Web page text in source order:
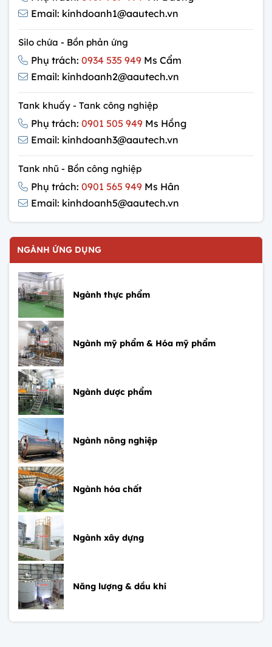
Email: kinhdoanh1@aautech.vn
Silo chứa - Bồn phản ứng
Phụ trách: 0934 535 949 Ms Cẩm
Email: kinhdoanh2@aautech.vn
Tank khuấy - Tank công nghiệp
Phụ trách: 0901 505 949 Ms Hồng
Email: kinhdoanh3@aautech.vn
Tank nhũ - Bồn công nghiệp
Phụ trách: 0901 565 949 Ms Hân
Email: kinhdoanh5@aautech.vn
NGÀNH ỨNG DỤNG
Ngành thực phẩm
Ngành mỹ phẩm & Hóa mỹ phẩm
Ngành dược phẩm
Ngành nông nghiệp
Ngành hóa chất
Ngành xây dựng
Năng lượng & dầu khí